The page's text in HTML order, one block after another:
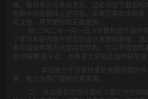
络，版权争议与本站无关。您必须在下载后的
电脑中彻底删除上述内容。如果您喜欢该程序
买注册，得到更好的正版服务。
附:二00二年一月一日《计算机软件保护
了学习和研究软件内含的设计思想和原理，
者存储软件等方式使用软件的，可以不经软件
支付报酬!鉴于此，也希望大家按此说明研究软
一、本站致力于为软件爱好者提供国内
享，着力为用户提供优资资源。
二、 本站提供的部分源码下载文件为网